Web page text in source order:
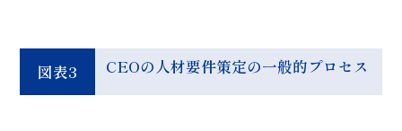
図表3 CEOの人材要件策定の一般的プロセス